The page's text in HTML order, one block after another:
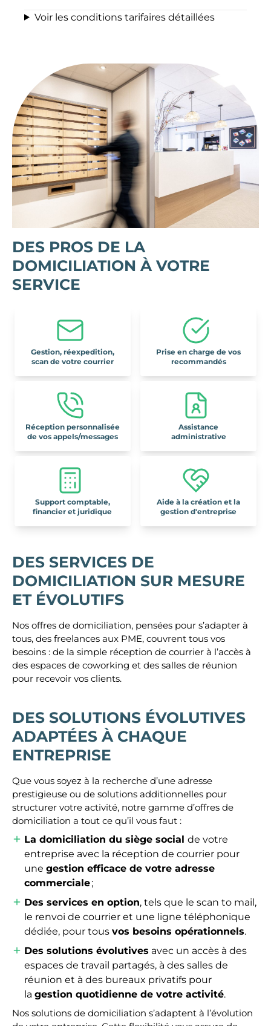
Voir les conditions tarifaires détaillées
DES PROS DE LA
DOMICILIATION À VOTRE
SERVICE
Gestion, réexpedition,
scan de votre courrier
Prise en charge de vos
recommandés
Réception personnalisée
de vos appels/messages
Assistance
administrative
Support comptable,
financier et juridique
Aide à la création et la
gestion d'entreprise
DES SERVICES DE
DOMICILIATION SUR MESURE
ET ÉVOLUTIFS
Nos offres de domiciliation, pensées pour s’adapter à
tous, des freelances aux PME, couvrent tous vos
besoins : de la simple réception de courrier à l’accès à
des espaces de coworking et des salles de réunion
pour recevoir vos clients.
DES SOLUTIONS ÉVOLUTIVES
ADAPTÉES À CHAQUE
ENTREPRISE
Que vous soyez à la recherche d’une adresse
prestigieuse ou de solutions additionnelles pour
structurer votre activité, notre gamme d’offres de
domiciliation a tout ce qu’il vous faut :
La domiciliation du siège social de votre
entreprise avec la réception de courrier pour
une gestion efficace de votre adresse
commerciale;
Des services en option, tels que le scan to mail,
le renvoi de courrier et une ligne téléphonique
dédiée, pour tous vos besoins opérationnels.
Des solutions évolutives avec un accès à des
espaces de travail partagés, à des salles de
réunion et à des bureaux privatifs pour
la gestion quotidienne de votre activité.
Nos solutions de domiciliation s’adaptent à l’évolution